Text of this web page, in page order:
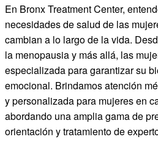
En Bronx Treatment Center,
necesidades de salud de las
cambian a lo largo de la vida.
la menopausia y más allá, las
especializada para garantizar su
emocional. Brindamos atención
y personalizada para mujeres en
abordando una amplia gama de
orientación y tratamiento de